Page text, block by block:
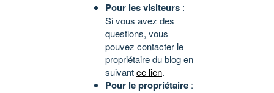
Pour les visiteurs :
Si vous avez des
questions, vous
pouvez contacter le
propriétaire du blog en
suivantce lien.
Pour le propriétaire :